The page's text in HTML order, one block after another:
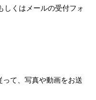
しくはメールの受付フォ
って、写真や動画をお送